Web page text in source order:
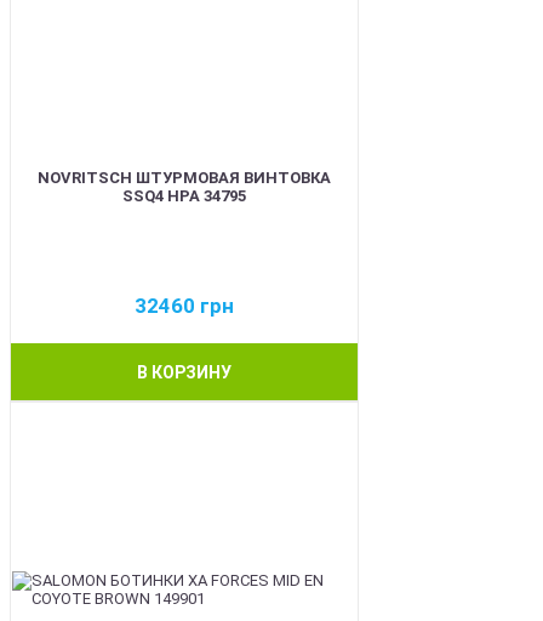
NOVRITSCH ШТУРМОВАЯ ВИНТОВКА
SSQ4 HPA 34795
32460 грн
В КОРЗИНУ